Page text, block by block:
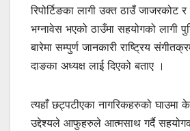
रिपोर्टिङका लागी उक्त ठाउँ जाजरकोट
भग्नावेस भएको ठाउँमा सहयोगको लागी
बारेमा सम्पुर्ण जानकारी राष्ट्रिय
दाङका अध्यक्ष लाई दिएको बताए ।
त्यहाँ छट्पटीएका नागरिकहरुको घाउमा
उद्देश्यले आफुहरुले आत्मसाथ गर्दै